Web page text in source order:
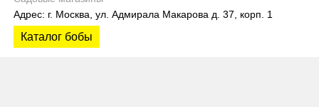
Адрес: г. Москва, ул. Адмирала Макарова д. 37, корп. 1
Каталог бобы